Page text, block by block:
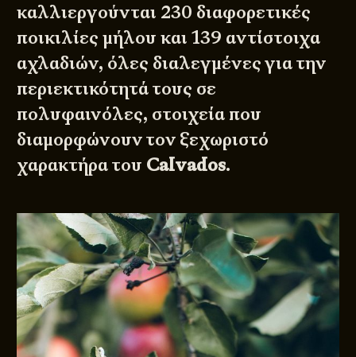
καλλιεργούνται 230 διαφορετικές
ποικιλίες μήλου και 139 αντίστοιχα
αχλαδιών, όλες διαλεγμένες για την
περιεκτικότητά τους σε
πολυφαινόλες, στοιχεία που
διαμορφώνουν τον ξεχωριστό
χαρακτήρα του Calvados.